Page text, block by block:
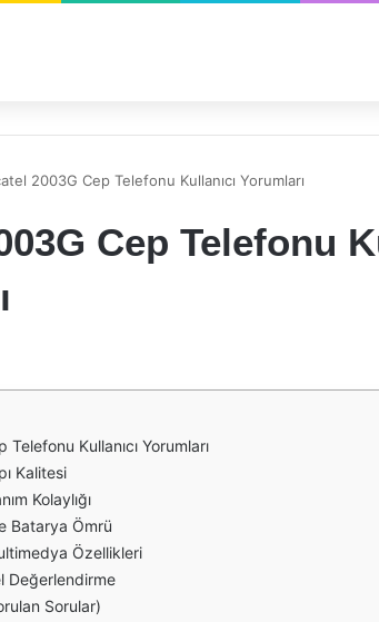
2003G Cep Telefonu Kullanıcı Yorumları
Cep Telefonu
Kullanıcı Yorumları
Kalitesi
Kolaylığı
Batarya Ömrü
Özellikleri
Değerlendirme
Sorular)